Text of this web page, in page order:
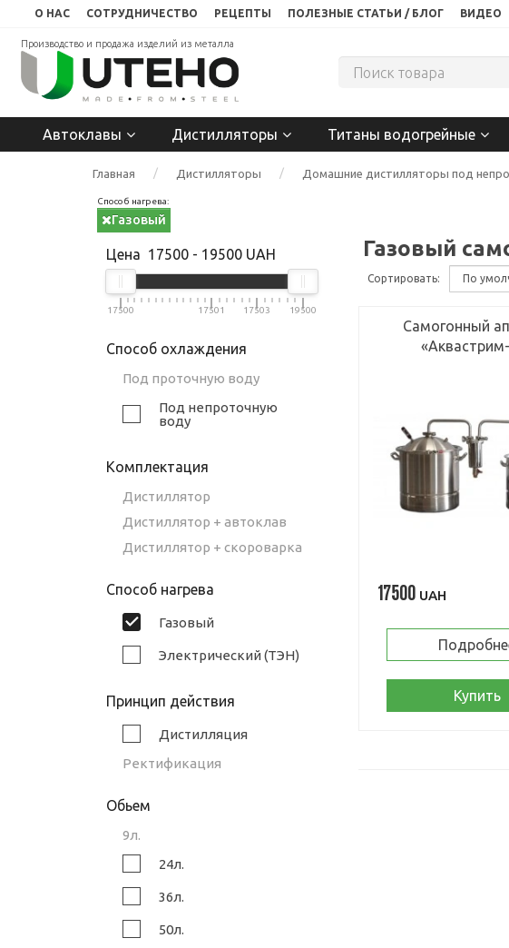
О НАС СОТРУДНИЧЕСТВО РЕЦЕПТЫ ПОЛЕЗНЫЕ СТАТЬИ / БЛОГ ВИДЕО
Производство и продажа изделий из металла
Автоклавы Дистилляторы Титаны водогрейные
Главная Дистилляторы Домашние дистилляторы под
Способ нагрева:
Газовый
Цена 17500 - 19500 UAH
17500 17501 17503 19500
Способ охлаждения
Под проточную воду
Под непроточную
воду
Комплектация
Дистиллятор
Дистиллятор + автоклав
Дистиллятор + скороварка
Способ нагрева
Газовый
Электрический (ТЭН)
Принцип действия
Дистилляция
Ректификация
Обьем
9л.
24л.
36л.
50л.
Газовый
Сортировать:
Самогонный
17500UAH
Купить